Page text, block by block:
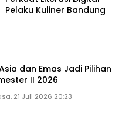
Pelaku Kuliner Bandung
dan Emas Jadi Pilihan
II 2026
21 Juli 2026 20:23